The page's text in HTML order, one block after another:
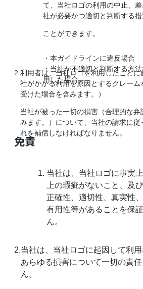
て、当社ロゴの利用の中止、
社が必要かつ適切と判断する
ことができます。
・本ガイドラインに違反場合
・当社が不適切と判断する方
用した場合
2. 利用者は、当社ロゴを利用したことに
社がかかる利用を原因とするクレーム
受けた場合を含みます。）
当社が被った一切の損害（合理的な弁
みます。）について、当社の請求に従
れを補償しなければなりません。
免責
当社は、当社ロゴに事実
上の瑕疵がないこと、及
正確性、適切性、真実性、
有用性等があることを保
ん。
2.当社は、当社ロゴに起因して利
あらゆる損害について一切の責
ん。